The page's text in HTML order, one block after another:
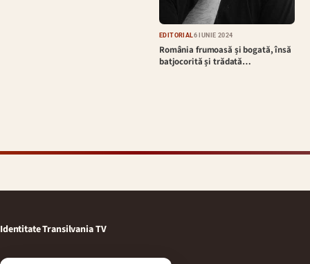
EDITORIAL6 IUNIE 2024
România frumoasă și bogată, însă
batjocorită și trădată…
Identitate Transilvania TV